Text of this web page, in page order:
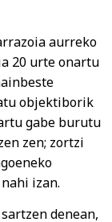
aurreko
20 urte onartu
objektiborik
gabe burutu
zen; zortzi
izan.
denean,